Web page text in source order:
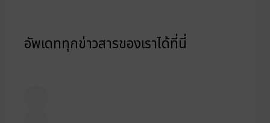
อัพเดททุกข่าวสารของเราได้ที่นี่